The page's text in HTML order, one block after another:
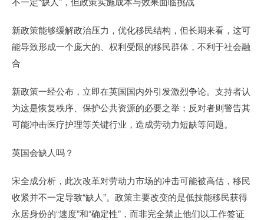
新政策能够缓解政治压力，优化移民结构，但长期来看，这可
能导致形成一个庞大的、权利受限的移民群体，不利于社会融
合
新政策一经公布，立即在英国国内外引发激烈争论。支持者认
为这是恢复秩序、保护公共资源的必要之举；反对者则警告其
可能冲击医疗护理等关键行业，造成劳动力短缺等问题。
英国会缺人吗？
宋全成分析，此次改革对劳动力市场的冲击可能被高估，移民
收紧并不一定导致“缺人”。政策主要改变的是低技能移民获得
永居身份的“速度”和“确定性”，而非完全禁止他们以工作签证